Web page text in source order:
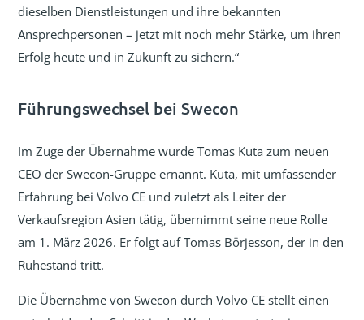
dieselben Dienstleistungen und ihre bekannten
Ansprechpersonen – jetzt mit noch mehr Stärke, um ihren
Erfolg heute und in Zukunft zu sichern.“
Führungswechsel bei Swecon
Im Zuge der Übernahme wurde Tomas Kuta zum neuen
CEO der Swecon-Gruppe ernannt. Kuta, mit umfassender
Erfahrung bei Volvo CE und zuletzt als Leiter der
Verkaufsregion Asien tätig, übernimmt seine neue Rolle
am 1. März 2026. Er folgt auf Tomas Börjesson, der in den
Ruhestand tritt.
Die Übernahme von Swecon durch Volvo CE stellt einen